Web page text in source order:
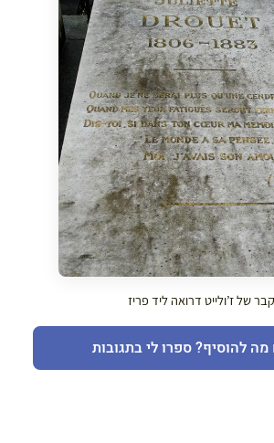
של ז’ולייט דרואה ליד פריז
להוסיף? ספרו לי בתגובות